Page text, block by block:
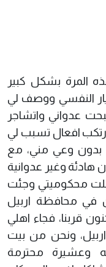
المرة بشكل كبير
النفسي ووصف لي
عدواني واتشاجر
ارتكب افعال تسبب لي
بدون وعي مني، مع
هادئة وغير عدوانية
محكوميتي وجئت
في محافظة اربيل
قربنا، فجاء اهلي
اربيل، ونحن من بيت
وعشيرة محترمة